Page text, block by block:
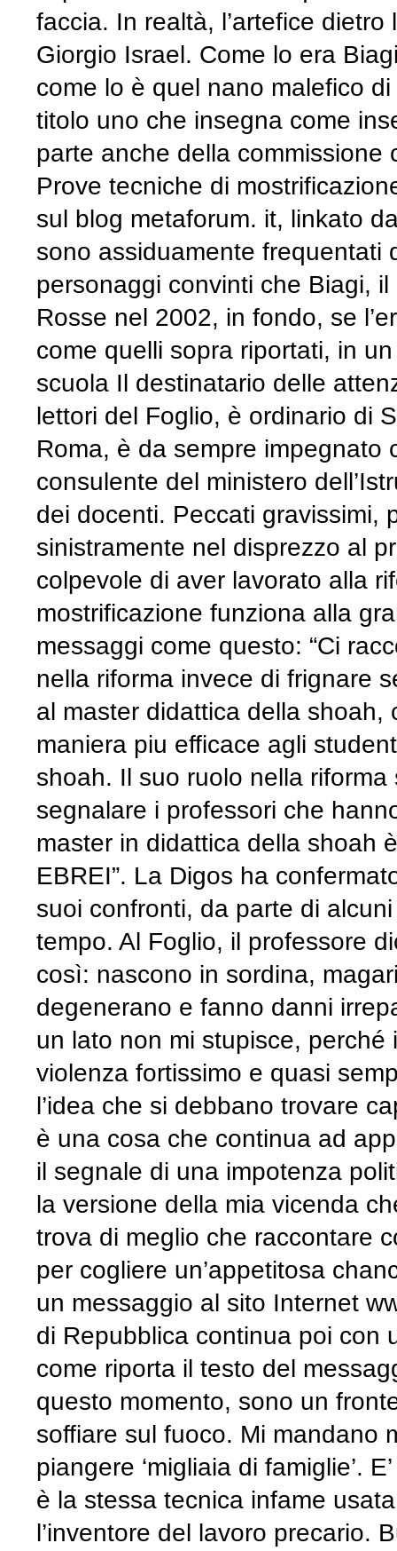
faccia. In realtà, l’artefice
Giorgio Israel. Come lo era
come lo è quel nano malefico
titolo uno che insegna come
parte anche della commissione
Prove tecniche di
sul blog metaforum. it, linkato
sono assiduamente frequentati
personaggi convinti che Biagi,
Rosse nel 2002, in fondo, se
come quelli sopra riportati, in
scuola Il destinatario delle
lettori del Foglio, è ordinario di
Roma, è da sempre impegnato
consulente del ministero
dei docenti. Peccati gravissimi,
sinistramente nel disprezzo al
colpevole di aver lavorato alla
mostrificazione funziona alla
messaggi come questo: “Ci
nella riforma invece di frignare
al master didattica della shoah,
maniera piu efficace agli
shoah. Il suo ruolo nella
segnalare i professori che
master in didattica della shoah
EBREI”. La Digos ha
suoi confronti, da parte di
tempo. Al Foglio, il professore
così: nascono in sordina,
degenerano e fanno danni
un lato non mi stupisce, perché
violenza fortissimo e quasi
l’idea che si debbano trovare
è una cosa che continua ad
il segnale di una impotenza
la versione della mia vicenda
trova di meglio che raccontare
per cogliere un’appetitosa
un messaggio al sito Internet
di Repubblica continua poi con
come riporta il testo del
questo momento, sono un
soffiare sul fuoco. Mi mandano
piangere ‘migliaia di famiglie’.
è la stessa tecnica infame
l’inventore del lavoro precario.